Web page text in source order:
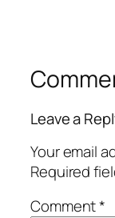
Leave a
Your email
Required
Comment*